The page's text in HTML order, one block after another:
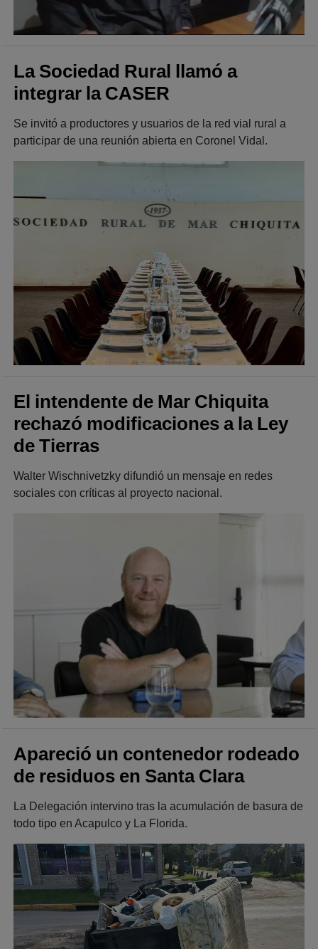
La Sociedad Rural llamó a
integrar la CASER
Se invitó a productores y usuarios de la red vial rural a
participar de una reunión abierta en Coronel Vidal.
El intendente de Mar Chiquita
rechazó modificaciones a la Ley
de Tierras
Walter Wischnivetzky difundió un mensaje en redes
sociales con críticas al proyecto nacional.
Apareció un contenedor rodeado
de residuos en Santa Clara
La Delegación intervino tras la acumulación de basura de
todo tipo en Acapulco y La Florida.